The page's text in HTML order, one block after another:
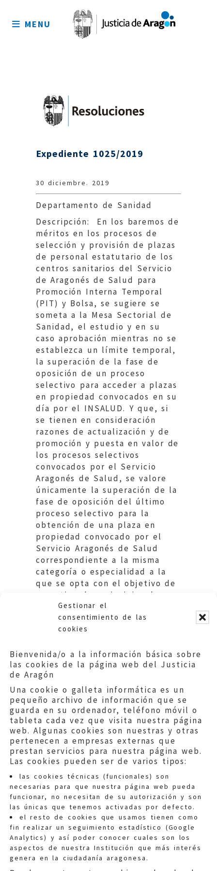
Gestionar el
consentimiento de las
cookies
Bienvenida/o a la información básica sobre
las cookies de la página web del Justicia
de Aragón
Una cookie o galleta informática es un
pequeño archivo de información que se
guarda en su ordenador, teléfono móvil o
tableta cada vez que visita nuestra página
web. Algunas cookies son nuestras y otras
pertenecen a empresas externas que
prestan servicios para nuestra página web.
Las cookies pueden ser de varios tipos:
las cookies técnicas (funcionales) son
necesarias para que nuestra página web pueda
funcionar, no necesitan de su autorización y son
las únicas que tenemos activadas por defecto.
el resto de cookies que usamos tienen como
fin realizar un seguimiento estadístico (Google
Analytics) y así poder conocer cuales son los
aspectos de nuestra Institución que más interés
genera en la ciudadanía aragonesa.
sitio
MENU
Expediente 1025/2019
30 diciembre. 2019
Departamento de Sanidad
Descripción: En los baremos de
méritos en los procesos de
selección y provisión de plazas
de personal estatutario de los
centros sanitarios del Servicio
de Aragonés de Salud para
Promoción Interna Temporal
(PIT) y Bolsa, se sugiere se
someta a la Mesa Sectorial de
Sanidad, el estudio y en su
caso aprobación mientras no se
establezca un límite temporal,
la superación de la fase de
oposición de un proceso
selectivo para acceder a plazas
en propiedad convocados en su
día por el INSALUD. Y que, si
se tienen en consideración
razones de actualización y de
promoción y puesta en valor de
los procesos selectivos
convocados por el Servicio
Aragonés de Salud, se valore
únicamente la superación de la
fase de oposición del último
proceso selectivo para la
obtención de una plaza en
propiedad convocado por el
Servicio Aragonés de Salud
correspondiente a la misma
categoría o especialidad a la
que se opta con el objetivo de
garantizar los principios de
igualdad, mérito y capacidad.
Quejas:quejas@eljusticiadearagon.es
Información general:
informacion@eljusticiadearagon.es
Teléfonos:900 210 210/